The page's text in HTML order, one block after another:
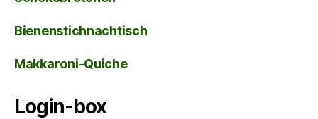
Bienenstichnachtisch
Makkaroni-Quiche
Login-box